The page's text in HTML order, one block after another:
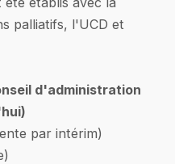
palliatifs, l'UCD et
d'administration
par intérim)